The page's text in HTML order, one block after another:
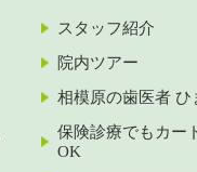
スタッフ紹介
院内ツアー
相模原の歯医者 ひ
保険診療でもカー
OK